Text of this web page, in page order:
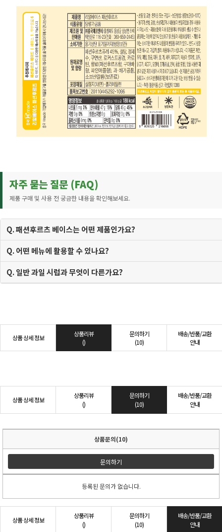
자주 묻는 질문 (FAQ)
제품 구매 및 사용 전 궁금한 내용을 확인해보세요.
Q. 패션후르츠 베이스는 어떤 제품인가요?
Q. 어떤 메뉴에 활용할 수 있나요?
Q. 일반 과일 시럽과 무엇이 다른가요?
상품 상세 정보
상품리뷰
()
문의하기
(10)
배송/반품/교환
안내
상품 상세 정보
상품리뷰
()
문의하기
(10)
배송/반품/교환
안내
상품문의(10)
문의하기
등록된 문의가 없습니다.
상품 상세 정보
상품리뷰
()
문의하기
(10)
배송/반품/교환
안내